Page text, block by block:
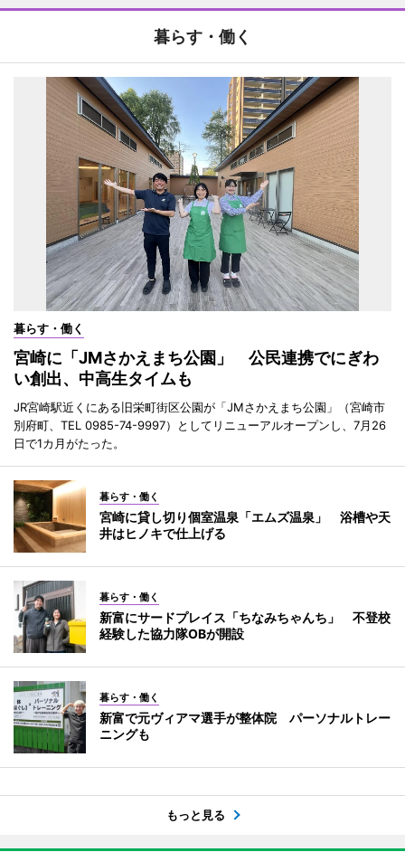
暮らす・働く
暮らす・働く
宮崎に「JMさかえまち公園」 公民連携でにぎわ
い創出、中高生タイムも
JR宮崎駅近くにある旧栄町街区公園が「JMさかえまち公園」（宮崎市
別府町、TEL 0985-74-9997）としてリニューアルオープンし、7月26
日で1カ月がたった。
暮らす・働く
宮崎に貸し切り個室温泉「エムズ温泉」 浴槽や天
井はヒノキで仕上げる
暮らす・働く
新富にサードプレイス「ちなみちゃんち」 不登校
経験した協力隊OBが開設
暮らす・働く
新富で元ヴィアマ選手が整体院 パーソナルトレー
ニングも
もっと見る